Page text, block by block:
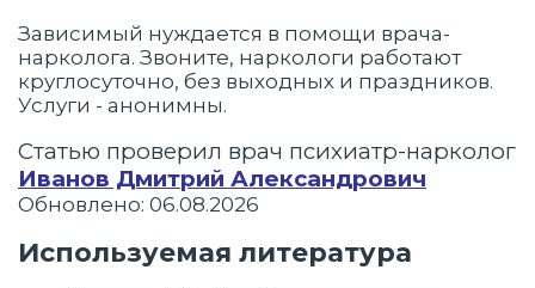
Зависимый нуждается в помощи врача-
нарколога. Звоните, наркологи работают
круглосуточно, без выходных и праздников.
Услуги - анонимны.
Статью проверил врач психиатр-нарколог
Иванов Дмитрий Александрович
Обновлено: 06.08.2026
Используемая литература